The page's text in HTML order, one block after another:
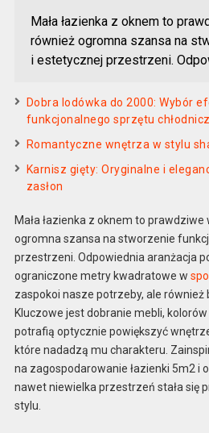
Mała łazienka z oknem to
również ogromna szansa na
i estetycznej przestrzeni.
Dobra lodówka do 2000: Wybór
funkcjonalnego sprzętu
Romantyczne wnętrza w stylu
Karnisz gięty: Oryginalne i
zasłon
Mała łazienka z oknem to
ogromna szansa na stworzenie
przestrzeni. Odpowiednia aranżacja
ograniczone metry kwadratowe w
zaspokoi nasze potrzeby, ale również
Kluczowe jest dobranie mebli,
potrafią optycznie powiększyć
które nadadzą mu charakteru.
na zagospodarowanie łazienki 5m2 i
nawet niewielka przestrzeń stała się
stylu.